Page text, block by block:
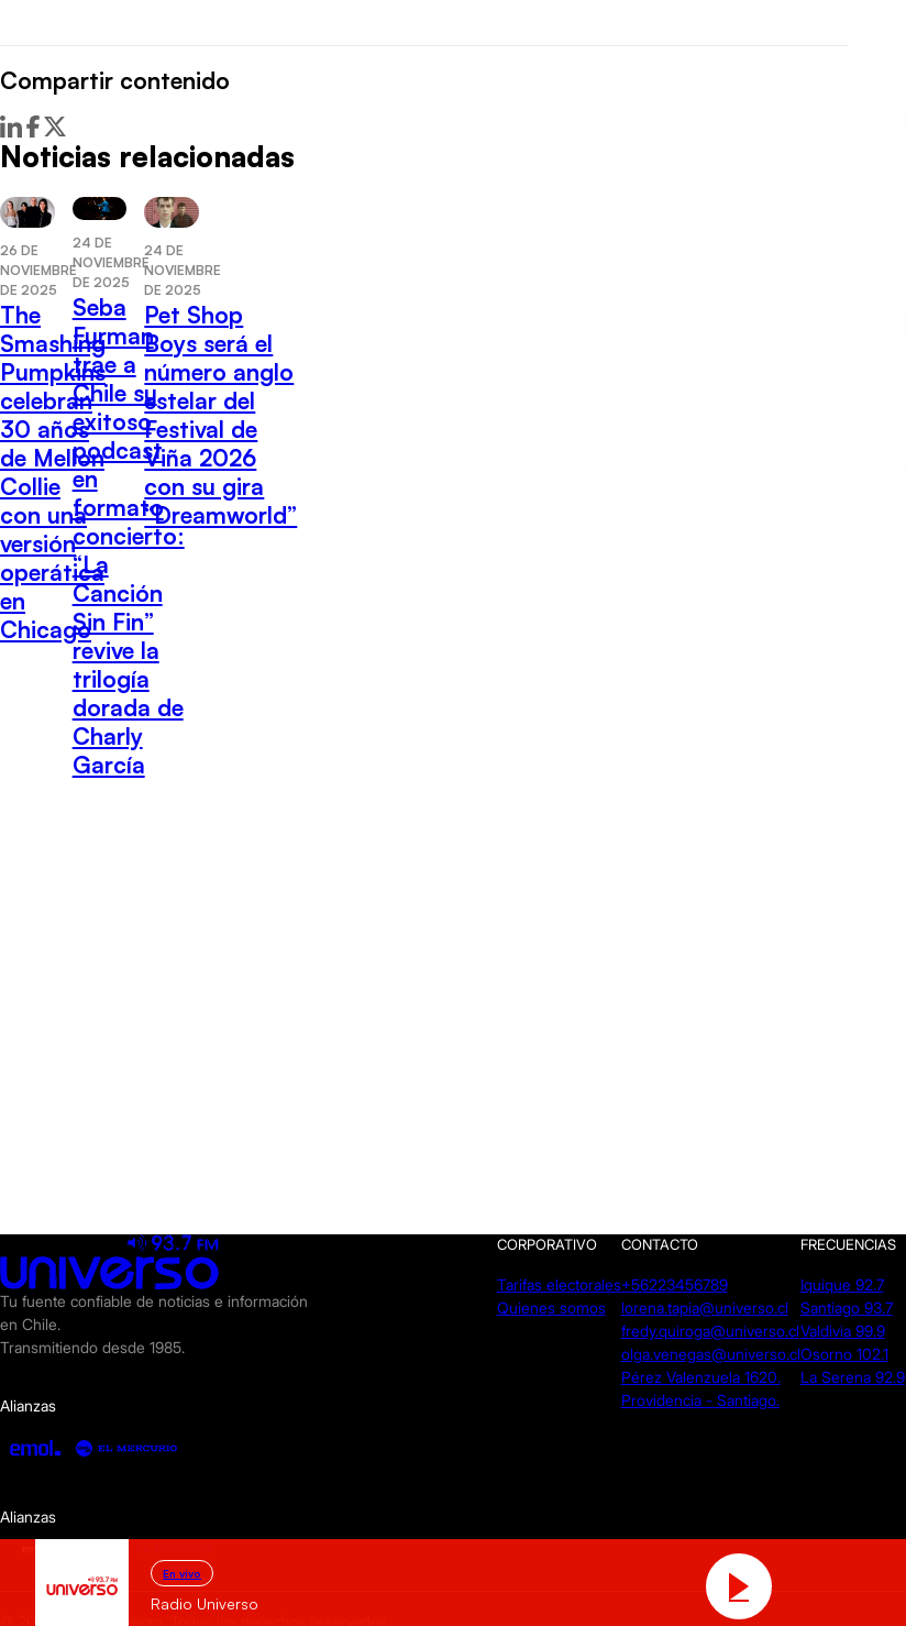
Compartir contenido
Noticias relacionadas
26 DE
NOVIEMBRE
DE 2025
The
Smashing
Pumpkins
celebran
30 años
de Mellon
Collie
con una
versión
operática
en
Chicago
24 DE
NOVIEMBRE
DE 2025
Seba
Furman
trae a
Chile su
exitoso
podcast
en
formato
concierto:
“La
Canción
Sin Fin”
revive la
trilogía
dorada de
Charly
García
24 DE
NOVIEMBRE
DE 2025
Pet Shop
Boys será el
número anglo
estelar del
Festival de
Viña 2026
con su gira
“Dreamworld”
En vivo
Radio Universo
Tu fuente confiable de noticias e información
en Chile.
Transmitiendo desde 1985.
Alianzas
CORPORATIVO
Tarifas electorales
Quienes somos
CONTACTO
+56223456789
lorena.tapia@universo.cl
fredy.quiroga@universo.cl
olga.venegas@universo.cl
Pérez Valenzuela 1620.
Providencia - Santiago.
FRECUENCIAS
Iquique 92.7
Santiago 93.7
Valdivia 99.9
Osorno 102.1
La Serena 92.9
Alianzas